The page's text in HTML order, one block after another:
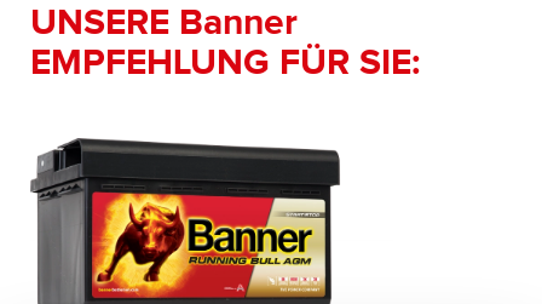
UNSERE Banner
EMPFEHLUNG FÜR SIE: